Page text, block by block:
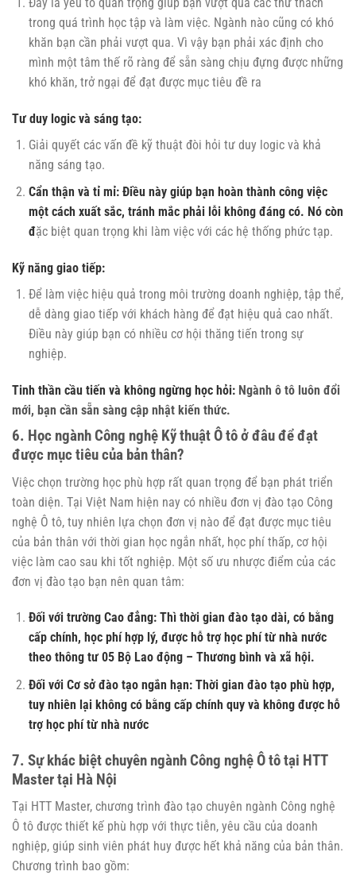
trong quá trình học tập và làm việc. Ngành nào cũng có khó
khăn bạn cần phải vượt qua. Vì vậy bạn phải xác định cho
mình một tâm thế rõ ràng để sẵn sàng chịu đựng được những
khó khăn, trở ngại để đạt được mục tiêu đề ra
Tư duy logic và sáng tạo:
Giải quyết các vấn đề kỹ thuật đòi hỏi tư duy logic và khả
năng sáng tạo.
Cẩn thận và tỉ mỉ: Điều này giúp bạn hoàn thành công việc
một cách xuất sắc, tránh mắc phải lỗi không đáng có. Nó còn
đặc biệt quan trọng khi làm việc với các hệ thống phức tạp.
Kỹ năng giao tiếp:
Để làm việc hiệu quả trong môi trường doanh nghiệp, tập thể,
dễ dàng giao tiếp với khách hàng để đạt hiệu quả cao nhất.
Điều này giúp bạn có nhiều cơ hội thăng tiến trong sự
nghiệp.
Tinh thần cầu tiến và không ngừng học hỏi: Ngành ô tô luôn đổi
mới, bạn cần sẵn sàng cập nhật kiến thức.
6. Học ngành Công nghệ Kỹ thuật Ô tô ở đâu để đạt
được mục tiêu của bản thân?
Việc chọn trường học phù hợp rất quan trọng để bạn phát triển
toàn diện. Tại Việt Nam hiện nay có nhiều đơn vị đào tạo Công
nghệ Ô tô, tuy nhiên lựa chọn đơn vị nào để đạt được mục tiêu
của bản thân với thời gian học ngắn nhất, học phí thấp, cơ hội
việc làm cao sau khi tốt nghiệp. Một số ưu nhược điểm của các
đơn vị đào tạo bạn nên quan tâm:
Đối với trường Cao đẳng: Thì thời gian đào tạo dài, có bằng
cấp chính, học phí hợp lý, được hỗ trợ học phí từ nhà nước
theo thông tư 05 Bộ Lao động – Thương bình và xã hội.
Đối với Cơ sở đào tạo ngắn hạn: Thời gian đào tạo phù hợp,
tuy nhiên lại không có bằng cấp chính quy và không được hỗ
trợ học phí từ nhà nước
7. Sự khác biệt chuyên ngành Công nghệ Ô tô tại HTT
Master tại Hà Nội
Tại HTT Master, chương trình đào tạo chuyên ngành Công nghệ
Ô tô được thiết kế phù hợp với thực tiễn, yêu cầu của doanh
nghiệp, giúp sinh viên phát huy được hết khả năng của bản thân.
Chương trình bao gồm: